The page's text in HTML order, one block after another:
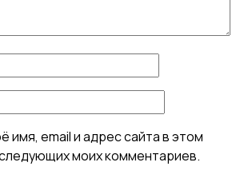
имя, email и адрес сайта в этом
моих комментариев.